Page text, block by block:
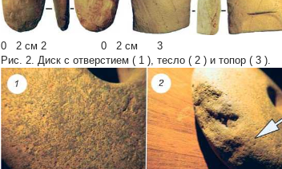
0 2 cм 2 0 2 cм
3
Рис. 2. Диск с отверстием ( 1 ), тесло ( 2 ) и топор ( 3 ).